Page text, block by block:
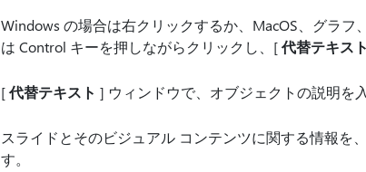
Windows の場合は右クリックするか、MacOS、グラ
は Control キーを押しながらクリックし、[代替テキス
[代替テキスト ] ウィンドウで、オブジェクトの説明を
スライドとそのビジュアル コンテンツに関する情報を
す。